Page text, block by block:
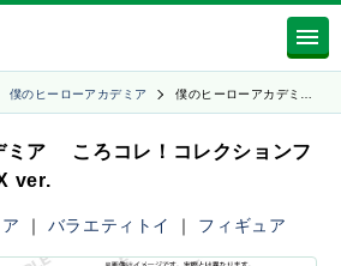
僕のヒーローアカデミア 僕のヒーローアカデミ…
ミア ころコレ！コレクションフ
ver.
｜ バラエティトイ ｜ フィギュア